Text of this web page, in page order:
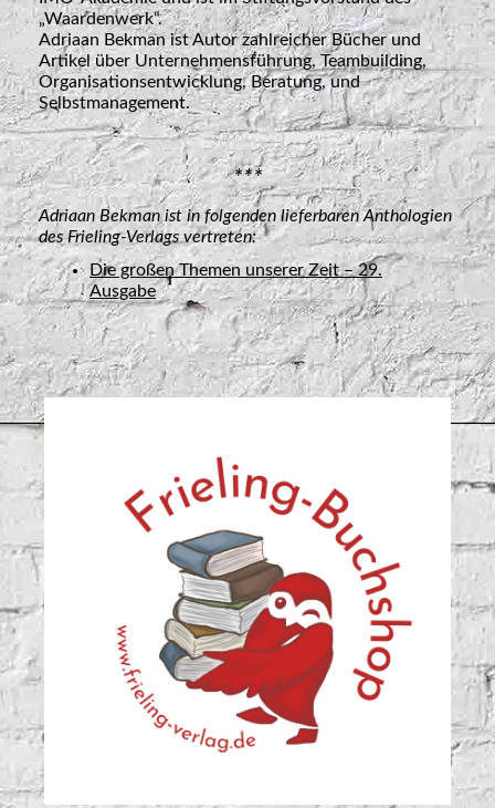
„Waardenwerk“.
Adriaan Bekman ist Autor zahlreicher Bücher und
Artikel über Unternehmensführung, Teambuilding,
Organisationsentwicklung, Beratung, und
Selbstmanagement.
***
Adriaan Bekman ist in folgenden lieferbaren Anthologien
des Frieling-Verlags vertreten:
Die großen Themen unserer Zeit – 29.
Ausgabe